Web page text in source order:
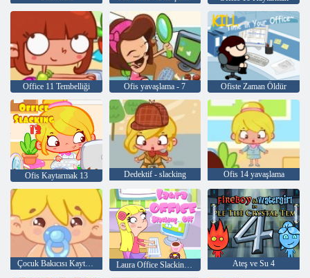
Office 11 Tembelliği Ofis yavaşlama - 7 Ofiste Zaman Öldür
Ofis Kaytarmak 13 Dedektif - slacking Ofis 14 yavaşlama
Çocuk Bakıcısı Kaytarmak 2 Laura Office Slacking Off Ateş ve Su 4